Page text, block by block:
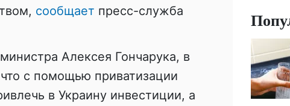
сообщает пресс-служба
Алексея Гончарука, в
с помощью приватизации
в Украину инвестиции, а